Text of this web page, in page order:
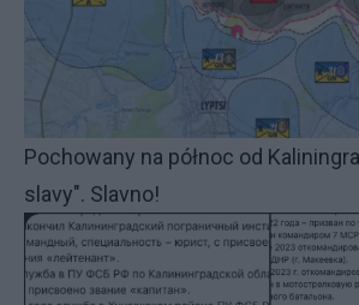
Pochowany na północ od
slavy". Slavno!